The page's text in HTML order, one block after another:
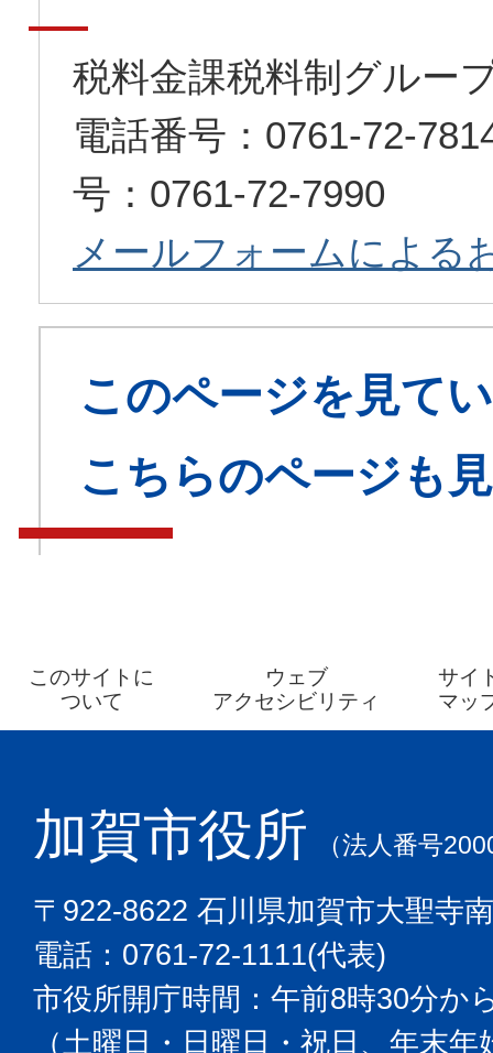
税料金課税料制グルー
電話番号：0761-72-
号：0761-72-7990
メールフォームによる
このページを見て
こちらのページも
このサイトに
ついて
ウェブ
アクセシビリティ
サイ
マッ
加賀市役所 （法人番号
〒922-8622 石川県加賀市大聖寺
電話：0761-72-1111(代表)
市役所開庁時間：午前8時30分か
（土曜日・日曜日・祝日、年末